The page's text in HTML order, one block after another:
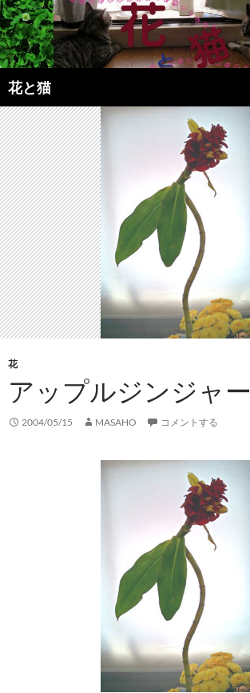
コ
ン
テ
ン
ツ
へ
ス
キ
ッ
プ
花と猫
検
索
花
アップルジンジャー
2004/05/15 MASAHO コメントする